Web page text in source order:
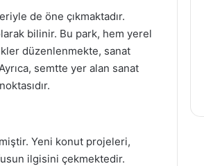
de öne çıkmaktadır.
bilinir. Bu park, hem yerel
düzenlenmekte, sanat
semtte yer alan sanat
Yeni konut projeleri,
ilgisini çekmektedir.